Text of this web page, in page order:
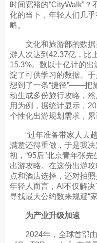
时间宽裕的“CityWalk”
化的当下，年轻人们几
略。
文化和旅游部的数据
游人次达到42.37亿，比
15.3%。数以十亿计的出
淀了可供学习的数据。
想到了一条“捷径”——把
动生成多份旅行攻略，
用为例，据统计显示，
个性化出游规划需求，累
“过年准备带家人去趟
满意还得重做，于是我
初，“95后”北京青年张
出游攻略。在这份出游
点和酒店选择，还对拍
年轻人而言，AI不仅解决
寻找最大公约数来规避“
为产业升级加速
2024年，全球首部由